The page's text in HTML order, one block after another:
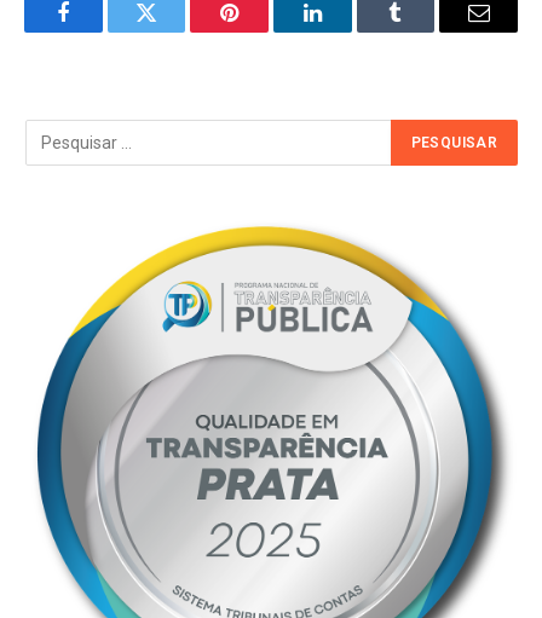
FacebookTwitter Pinterest LinkedInTumblr Email